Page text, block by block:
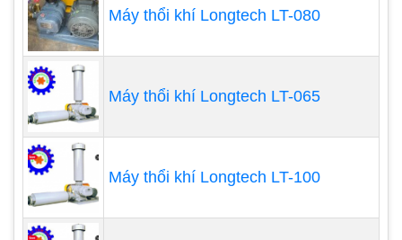
Máy thổi khí Longtech LT-080
Máy thổi khí Longtech LT-065
Máy thổi khí Longtech LT-100